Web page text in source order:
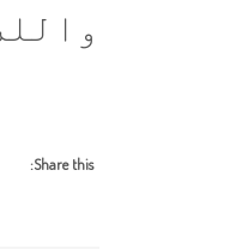
Share this: